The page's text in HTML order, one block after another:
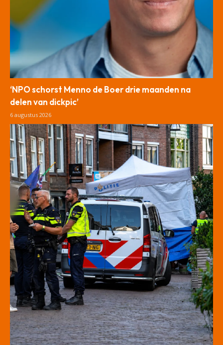
‘NPO schorst Menno de Boer drie maanden na
delen van dickpic’
6 augustus 2026